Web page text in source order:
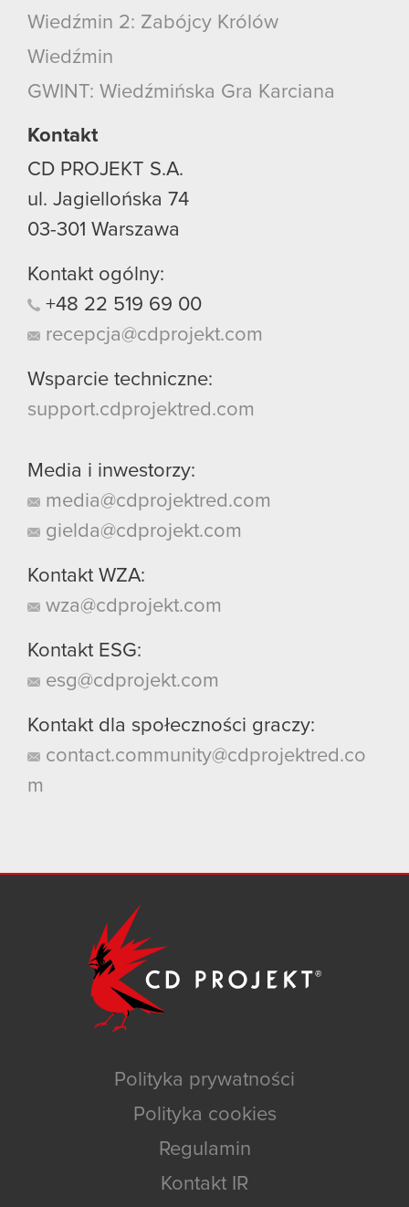
Wiedźmin 2: Zabójcy Królów
Wiedźmin
GWINT: Wiedźmińska Gra Karciana
Kontakt
CD PROJEKT S.A.
ul. Jagiellońska 74
03-301 Warszawa
Kontakt ogólny:
+48 22 519 69 00
recepcja@cdprojekt.com
Wsparcie techniczne:
support.cdprojektred.com
Media i inwestorzy:
media@cdprojektred.com
gielda@cdprojekt.com
Kontakt WZA:
wza@cdprojekt.com
Kontakt ESG:
esg@cdprojekt.com
Kontakt dla społeczności graczy:
contact.community@cdprojektred.co
m
Polityka prywatności
Polityka cookies
Regulamin
Kontakt IR